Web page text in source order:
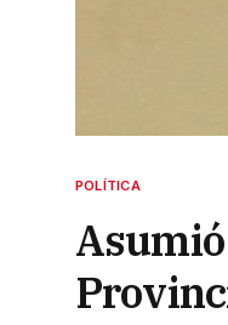
POLÍTICA